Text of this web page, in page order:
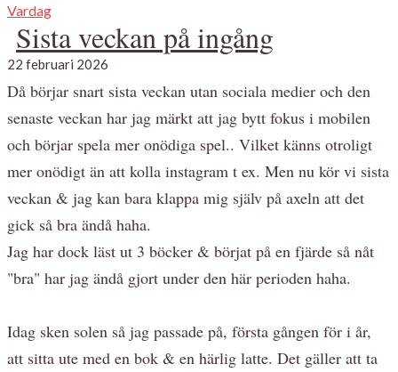
Vardag
Sista veckan på ingång
22 februari 2026
Då börjar snart sista veckan utan sociala medier och den
senaste veckan har jag märkt att jag bytt fokus i mobilen
och börjar spela mer onödiga spel.. Vilket känns otroligt
mer onödigt än att kolla instagram t ex. Men nu kör vi sista
veckan & jag kan bara klappa mig själv på axeln att det
gick så bra ändå haha.
Jag har dock läst ut 3 böcker & börjat på en fjärde så nåt
"bra" har jag ändå gjort under den här perioden haha.
Idag sken solen så jag passade på, första gången för i år,
att sitta ute med en bok & en härlig latte. Det gäller att ta